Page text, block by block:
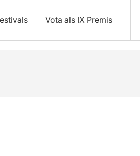
Vota als IX Premis